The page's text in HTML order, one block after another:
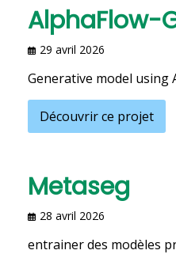
AlphaFlow-
29 avril 2026
Generative model using
Découvrir ce projet
Metaseg
28 avril 2026
entrainer des modèles